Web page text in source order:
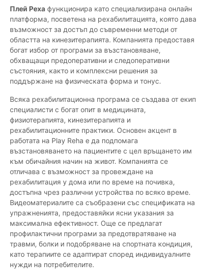
Плей Реха функционира като специализирана онлайн
платформа, посветена на рехабилитацията, която дава
възможност за достъп до съвременни методи от
областта на кинезитерапията. Компанията предоставя
богат избор от програми за възстановяване,
обхващащи предоперативни и следоперативни
състояния, както и комплексни решения за
поддържане на физическата форма и тонус.
Всяка рехабилитационна програма се създава от екип
специалисти с богат опит в медицината,
физиотерапията, кинезитерапията и
рехабилитационните практики. Основен акцент в
работата на Play Reha е да подпомага
възстановяването на пациентите с цел връщането им
към обичайния начин на живот. Компанията се
отличава с възможност за провеждане на
рехабилитация у дома или по време на почивка,
достъпна чрез различни устройства по всяко време.
Видеоматериалите са съобразени със спецификата на
упражненията, предоставяйки ясни указания за
максимална ефективност. Още се предлагат
профилактични програми за предотвратяване на
травми, болки и подобряване на спортната кондиция,
като терапиите се адаптират според индивидуалните
нужди на потребителите.